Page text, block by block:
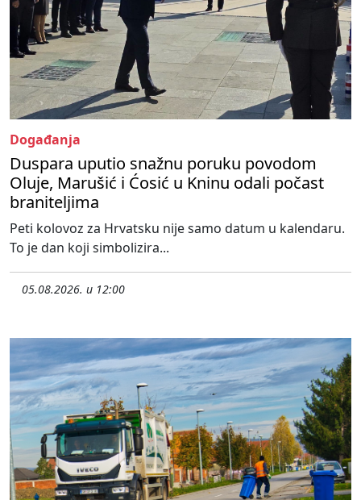
Događanja
Duspara uputio snažnu poruku povodom
Oluje, Marušić i Ćosić u Kninu odali počast
braniteljima
Peti kolovoz za Hrvatsku nije samo datum u kalendaru.
To je dan koji simbolizira...
05.08.2026. u 12:00